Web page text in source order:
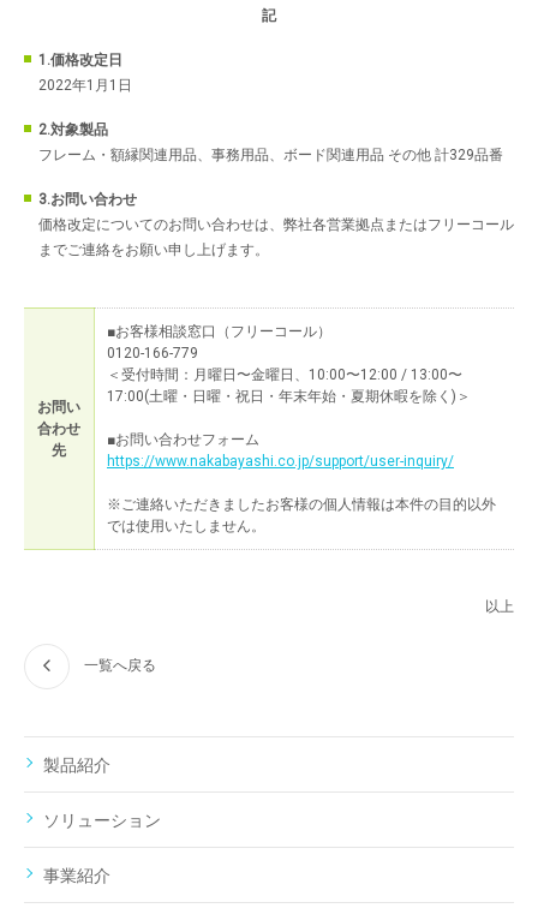
記
1.価格改定日
2022年1月1日
2.対象製品
フレーム・額縁関連用品、事務用品、ボード関連用品 その他 計329品番
3.お問い合わせ
価格改定についてのお問い合わせは、弊社各営業拠点またはフリーコール
までご連絡をお願い申し上げます。
お問い
合わせ
先
■お客様相談窓口（フリーコール）
0120-166-779
＜受付時間：月曜日〜金曜日、10:00〜12:00 / 13:00〜
17:00(土曜・日曜・祝日・年末年始・夏期休暇を除く)＞
■お問い合わせフォーム
https://www.nakabayashi.co.jp/support/user-inquiry/
※ご連絡いただきましたお客様の個人情報は本件の目的以外
では使用いたしません。
以上
一覧へ戻る
製品紹介
ソリューション
事業紹介